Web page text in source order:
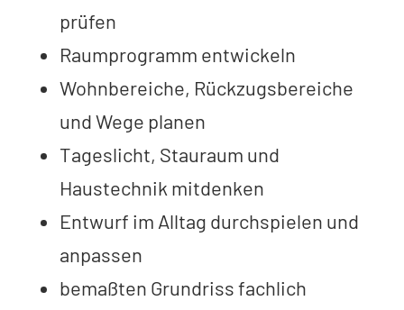
prüfen
Raumprogramm entwickeln
Wohnbereiche, Rückzugsbereiche
und Wege planen
Tageslicht, Stauraum und
Haustechnik mitdenken
Entwurf im Alltag durchspielen und
anpassen
bemaßten Grundriss fachlich